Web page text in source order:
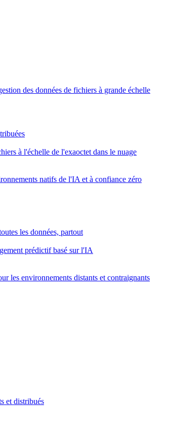
des données de fichiers à grande échelle
à l'échelle de l'exaoctet dans le nuage
natifs de l'IA et à confiance zéro
les données, partout
prédictif basé sur l'IA
les environnements distants et contraignants
et distribués